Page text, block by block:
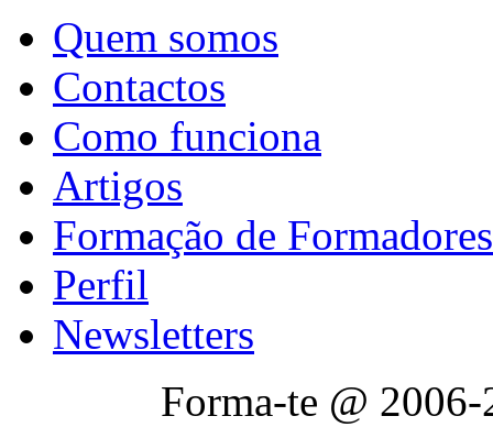
Quem somos
Contactos
Como funciona
Artigos
Formação de Formadores
Perfil
Newsletters
Forma-te @